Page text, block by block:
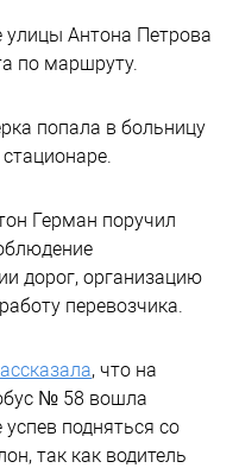
Антона Петрова
по маршруту.
попала в больницу
Герман поручил
дорог, организацию
перевозчика.
, что на
№ 58 вошла
подняться со
так как водитель